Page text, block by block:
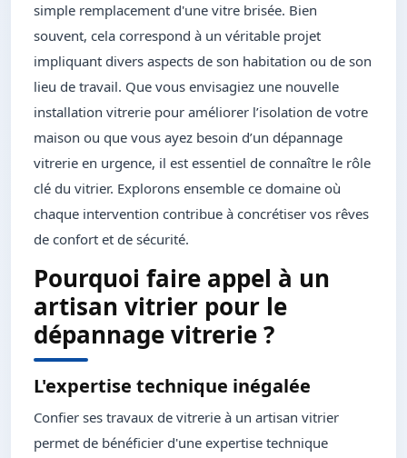
simple remplacement d'une vitre brisée. Bien
souvent, cela correspond à un véritable projet
impliquant divers aspects de son habitation ou de son
lieu de travail. Que vous envisagiez une nouvelle
installation vitrerie pour améliorer l’isolation de votre
maison ou que vous ayez besoin d’un dépannage
vitrerie en urgence, il est essentiel de connaître le rôle
clé du vitrier. Explorons ensemble ce domaine où
chaque intervention contribue à concrétiser vos rêves
de confort et de sécurité.
Pourquoi faire appel à un
artisan vitrier pour le
dépannage vitrerie ?
L'expertise technique inégalée
Confier ses travaux de vitrerie à un artisan vitrier
permet de bénéficier d'une expertise technique